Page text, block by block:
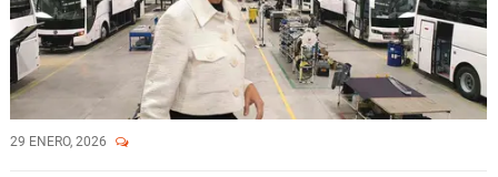
29 ENERO, 2026